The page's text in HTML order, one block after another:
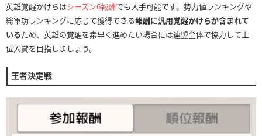
英雄覚醒かけらはシーズン6報酬でも入手可能です。勢力値ランキングや
総軍功ランキングに応じて獲得できる報酬に汎用覚醒かけらが含まれて
いるため、英雄の覚醒を素早く進めたい場合には連盟全体で協力して上
位入賞を目指しましょう。
王者決定戦